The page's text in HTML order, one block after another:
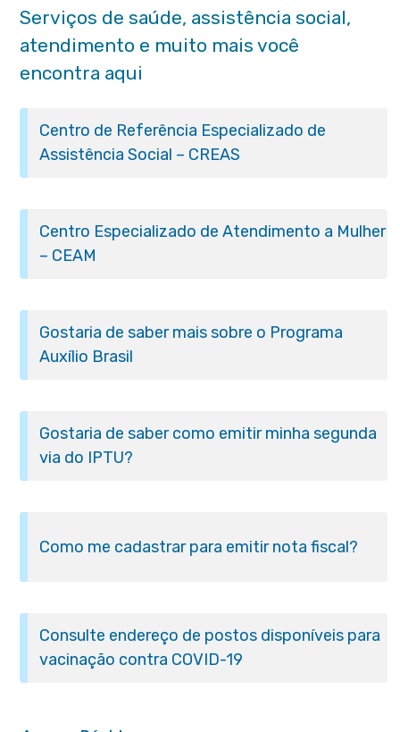
Serviços de saúde, assistência social,
atendimento e muito mais você
encontra aqui
Centro de Referência Especializado de
Assistência Social – CREAS
Centro Especializado de Atendimento a Mulher
– CEAM
Gostaria de saber mais sobre o Programa
Auxílio Brasil
Gostaria de saber como emitir minha segunda
via do IPTU?
Como me cadastrar para emitir nota fiscal?
Consulte endereço de postos disponíveis para
vacinação contra COVID-19